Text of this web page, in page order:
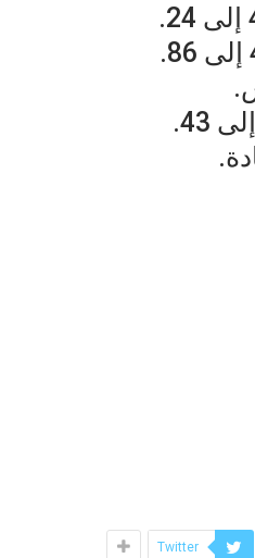
Twitter